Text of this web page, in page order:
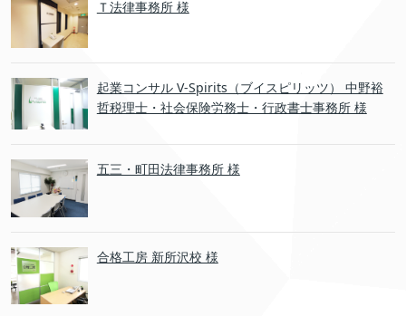
Ｔ法律事務所 様
起業コンサル V-Spirits（ブイスピリッツ） 中野裕
哲税理士・社会保険労務士・行政書士事務所 様
五三・町田法律事務所 様
合格工房 新所沢校 様